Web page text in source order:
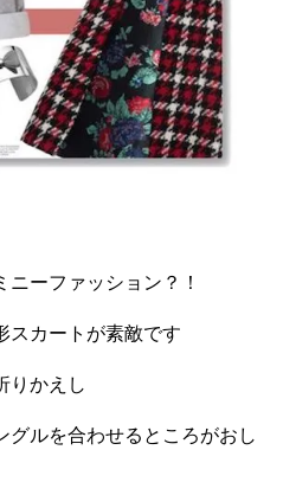
ーファッション？！
スカートが素敵です
りかえし
グルを合わせるところがおし